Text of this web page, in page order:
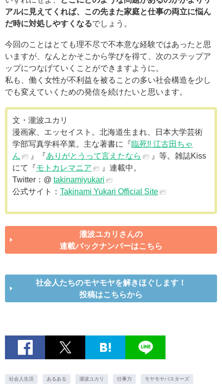
アルに見えてくれば、この先また家庭と仕事の両立に悩ん
だ時に対処しやすくなるでしょう。
今回のことはとても理不尽で不本意な経験ではあったと思
いますが、なんとかそこから学びを得て、次のステップア
ップにつなげていくことができますように。
私も、働く女性が不利益を被ることの多い社会構造を少し
でも変えていくための発信を続けたいと思います。
文・瀧波ユカリ
漫画家、エッセイスト。北海道生まれ、日本大学芸術
学部写真学科卒業。主な著書に『臨死!! 江古田ちゃ
ん
』『ありがとうって言えたなら
』等。雑誌Kiss
にて『モトカレマニア
』連載中。
Twitter：@ takinamiyukari
公式サイト： Takinami Yukari Official Site
瀧波ユカリさんの
連載バックナンバーはこちら
社会人たちのモヤモヤを解きほぐします！
投稿はこちらから
社会人生活 あるある 瀧波ユカリ 仕事力 モヤモヤバスターズ